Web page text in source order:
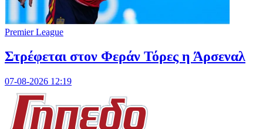
Premier League
Στρέφεται στον Φεράν Τόρες η Άρσεναλ
07-08-2026 12:19